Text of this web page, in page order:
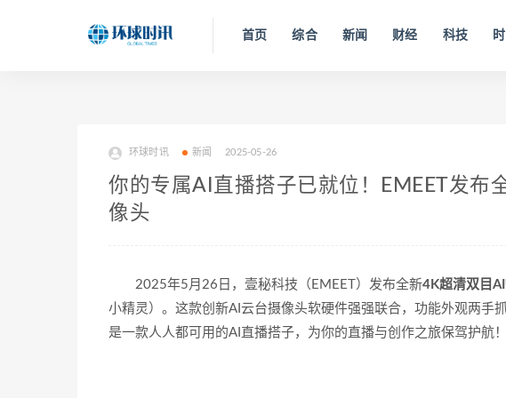
首页 综合 新闻 财经 科技
环球时讯 新闻 2025-05-26
你的专属AI直播搭子已就位！EMEET发布
像头
2025年5月26日，壹秘科技（EMEET）发布全新4K超清双目
小精灵）。这款创新AI云台摄像头软硬件强强联合，功能外观两手
是一款人人都可用的AI直播搭子，为你的直播与创作之旅保驾护航！